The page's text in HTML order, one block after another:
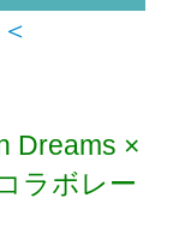
Dreams ×
ラボレー